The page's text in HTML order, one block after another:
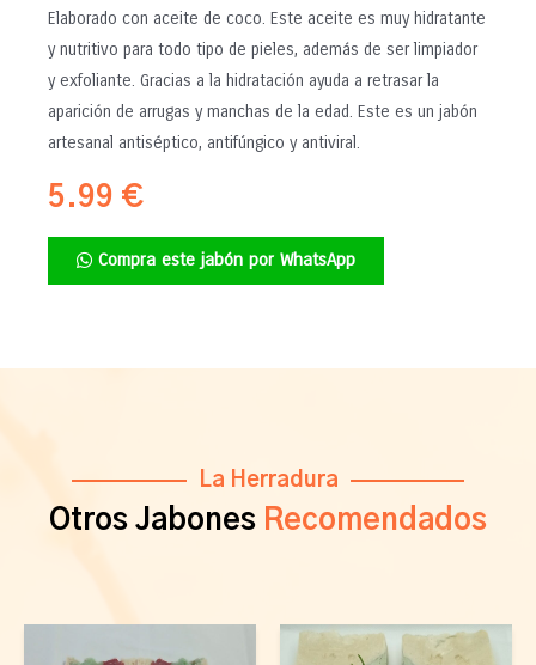
Elaborado con aceite de coco. Este aceite es muy hidratante
y nutritivo para todo tipo de pieles, además de ser limpiador
y exfoliante. Gracias a la hidratación ayuda a retrasar la
aparición de arrugas y manchas de la edad. Este es un jabón
artesanal antiséptico, antifúngico y antiviral.
5.99 €
Compra este jabón por WhatsApp
La Herradura
Otros Jabones Recomendados